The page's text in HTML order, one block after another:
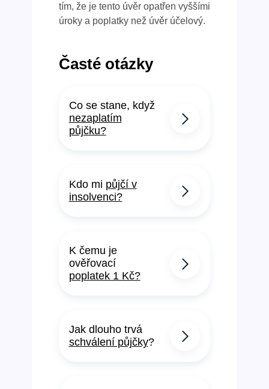
tím, že je tento úvěr opatřen vyššími
úroky a poplatky než úvěr účelový.
Časté otázky
Co se stane, když
nezaplatím
půjčku?
Kdo mi půjčí v
insolvenci?
K čemu je
ověřovací
poplatek 1 Kč?
Jak dlouho trvá
schválení půjčky?